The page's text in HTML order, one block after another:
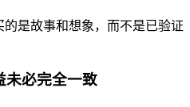
的是故事和想象，而不是已验证
未必完全一致